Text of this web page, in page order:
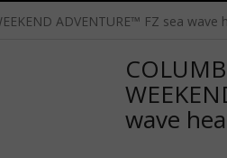
ADVENTURE™ FZ sea wave
wave